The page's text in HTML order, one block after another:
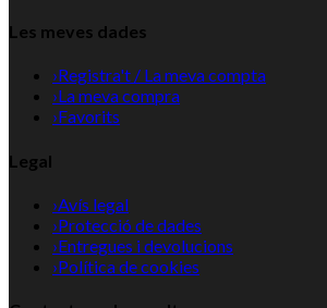
Les meves dades
›Registra't / La meva compta
›La meva compra
›Favorits
Legal
›Avís legal
›Protecció de dades
›Entregues i devolucions
›Política de cookies